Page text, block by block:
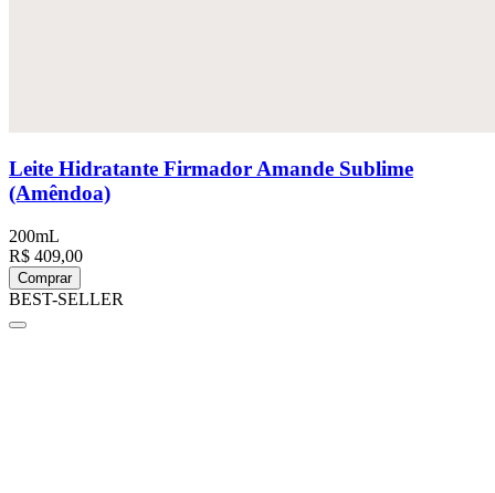
Leite Hidratante Firmador Amande Sublime
(Amêndoa)
200mL
R$ 409,00
Comprar
BEST-SELLER